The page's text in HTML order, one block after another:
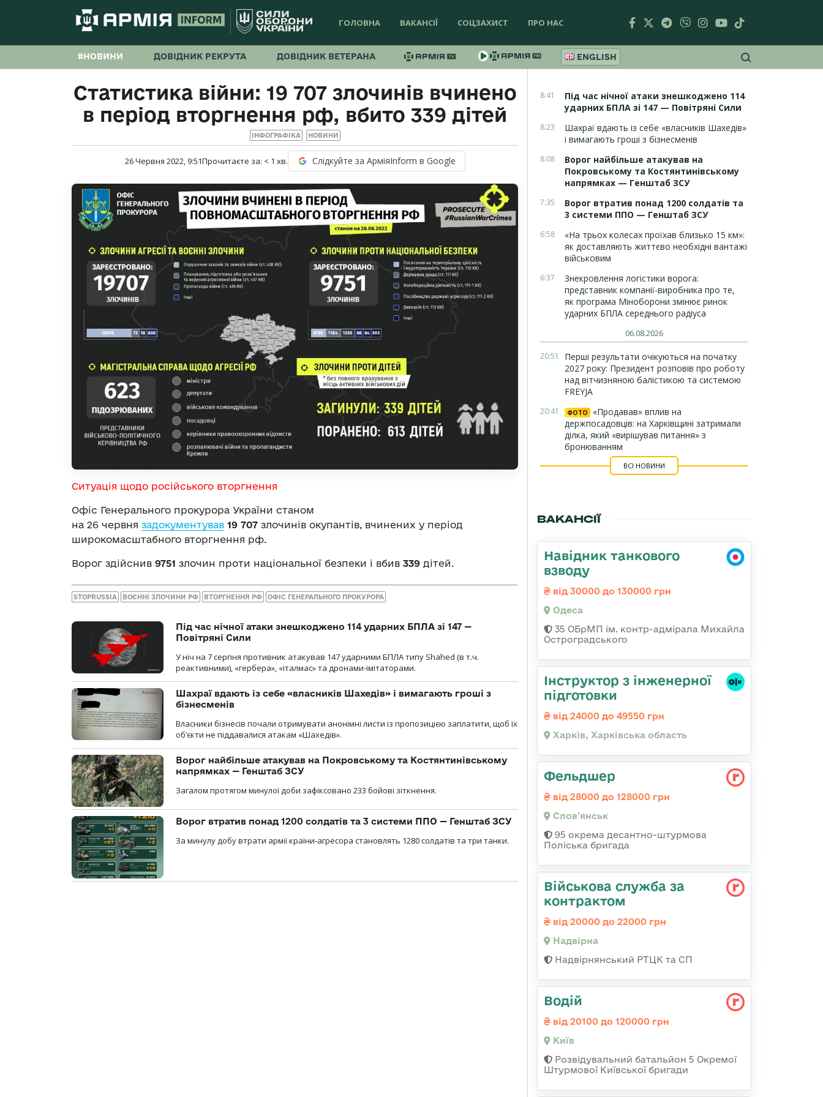
ГОЛОВНА ВАКАНСІЇ СОЦЗАХИСТ ПРО НАС
#НОВИНИ ДОВІДНИК РЕКРУТА ДОВІДНИК ВЕТЕРАНА ENGLISH
Статистика війни: 19 707 злочинів вчинено
в період вторгнення рф, вбито 339 дітей
ІНФОГРАФІКА НОВИНИ
26 Червня 2022, 9:51Прочитаєте за: < 1 хв. Слідкуйте за АрміяInform в Google
Ситуація щодо російського вторгнення
Офіс Генерального прокурора України станом
на 26 червня задокументував 19 707 злочинів окупантів, вчинених у період
широкомасштабного вторгнення рф.
Ворог здійснив 9751 злочин проти національної безпеки і вбив 339 дітей.
STOPRUSSIA ВОЄННІ ЗЛОЧИНИ РФ ВТОРГНЕННЯ РФ ОФІС ГЕНЕРАЛЬНОГО ПРОКУРОРА
Під час нічної атаки знешкоджено 114 ударних БПЛА зі 147 —
Повітряні Сили
У ніч на 7 серпня противник атакував 147 ударними БПЛА типу Shahed (в т.ч.
реактивними), «гербера», «італмас» та дронами-імітаторами.
Шахраї вдають із себе «власників Шахедів» і вимагають гроші з
бізнесменів
Власники бізнесів почали отримувати анонімні листи із пропозицією заплатити, щоб їх
об’єкти не піддавалися атакам «Шахедів».
Ворог найбільше атакував на Покровському та Костянтинівському
напрямках — Генштаб ЗСУ
Загалом протягом минулої доби зафіксовано 233 бойові зіткнення.
Ворог втратив понад 1200 солдатів та 3 системи ППО — Генштаб ЗСУ
За минулу добу втрати армії країни-агресора становлять 1280 солдатів та три танки.
8:41
Під час нічної атаки знешкоджено 114
ударних БПЛА зі 147 — Повітряні Сили
8:23
Шахраї вдають із себе «власників Шахедів»
і вимагають гроші з бізнесменів
8:08
Ворог найбільше атакував на
Покровському та Костянтинівському
напрямках — Генштаб ЗСУ
7:35
Ворог втратив понад 1200 солдатів та
3 системи ППО — Генштаб ЗСУ
6:58
«На трьох колесах проїхав близько 15 км»:
як доставляють життєво необхідні вантажі
військовим
6:37
Знекровлення логістики ворога:
представник компанії-виробника про те,
як програма Міноборони змінює ринок
ударних БПЛА середнього радіуса
06.08.2026
20:51
Перші результати очікуються на початку
2027 року: Президент розповів про роботу
над вітчизняною балістикою та системою
FREYJA
20:41 ФОТО
«Продавав» вплив на
держпосадовців: на Харківщині затримали
ділка, який «вирішував питання» з
бронюванням
ВСІ НОВИНИ
ВАКАНСІЇ
Навідник танкового
взводу
від 30000 до 130000 грн
Одеса
35 ОБрМП ім. контр-адмірала Михайла
Остроградського
Інструктор з інженерної
підготовки
від 24000 до 49550 грн
Харків, Харківська область
Фельдшер
від 28000 до 128000 грн
Слов'янськ
95 окрема десантно-штурмова
Поліська бригада
Військова служба за
контрактом
від 20000 до 22000 грн
Надвірна
Надвірнянський РТЦК та СП
Водій
від 20100 до 120000 грн
Київ
Розвідувальний батальйон 5 Окремої
Штурмової Київської бригади